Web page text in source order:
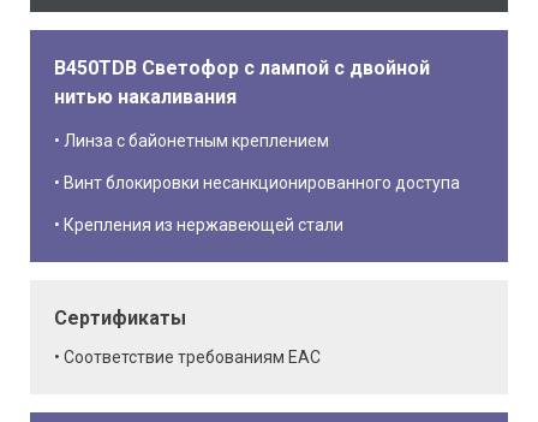
B450TDB Светофор с лампой с двойной
нитью накаливания
Линза с байонетным креплением
Винт блокировки несанкционированного доступа
Крепления из нержавеющей стали
Сертификаты
Соответствие требованиям EAC